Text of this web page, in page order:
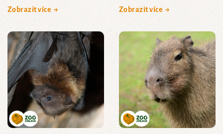
Zobrazit více → Zobrazit více →